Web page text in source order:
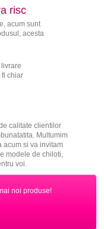
risc
acum sunt
acesta
fi chiar
calitate clientilor
Multumim
acum si va invitam
modele de chiloti,
voi.
noi produse!